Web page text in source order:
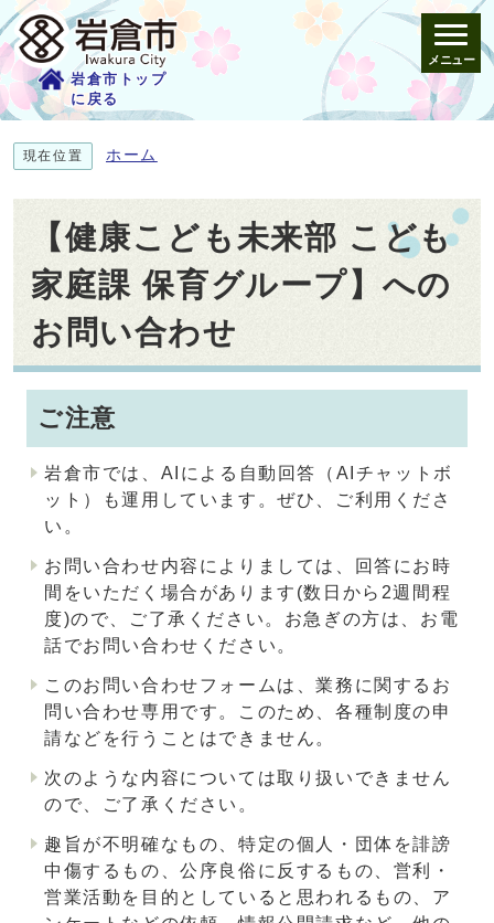
岩倉市トップ
に戻る
メニュー
現在位置 ホーム
【健康こども未来部 こども
家庭課 保育グループ】への
お問い合わせ
ご注意
岩倉市では、AIによる自動回答（AIチャットボ
ット）も運用しています。ぜひ、ご利用くださ
い。
お問い合わせ内容によりましては、回答にお時
間をいただく場合があります(数日から2週間程
度)ので、ご了承ください。お急ぎの方は、お電
話でお問い合わせください。
このお問い合わせフォームは、業務に関するお
問い合わせ専用です。このため、各種制度の申
請などを行うことはできません。
次のような内容については取り扱いできません
ので、ご了承ください。
趣旨が不明確なもの、特定の個人・団体を誹謗
中傷するもの、公序良俗に反するもの、営利・
営業活動を目的としていると思われるもの、ア